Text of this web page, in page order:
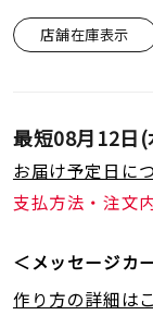
価格
在庫
店舗在庫表示
最短08月12日(
お届け予定日に
支払方法・注文
＜メッセージカ
作り方の詳細は